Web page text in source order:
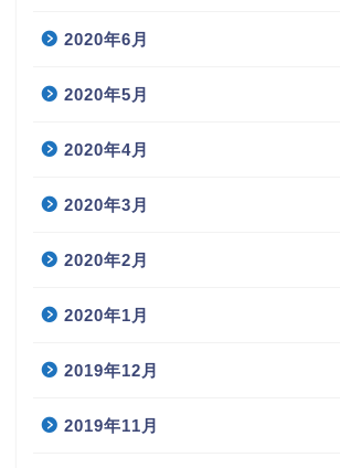
2020年6月
2020年5月
2020年4月
2020年3月
2020年2月
2020年1月
2019年12月
2019年11月